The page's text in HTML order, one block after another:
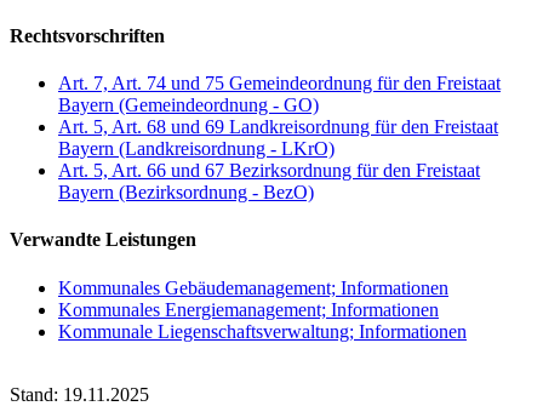
Rechtsvorschriften
Art. 7, Art. 74 und 75 Gemeindeordnung für den Freistaat
Bayern (Gemeindeordnung - GO)
Art. 5, Art. 68 und 69 Landkreisordnung für den Freistaat
Bayern (Landkreisordnung - LKrO)
Art. 5, Art. 66 und 67 Bezirksordnung für den Freistaat
Bayern (Bezirksordnung - BezO)
Verwandte Leistungen
Kommunales Gebäudemanagement; Informationen
Kommunales Energiemanagement; Informationen
Kommunale Liegenschaftsverwaltung; Informationen
Stand: 19.11.2025